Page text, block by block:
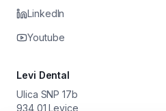
LinkedIn
Youtube
Levi Dental
Ulica SNP 17b
934 01 Levice